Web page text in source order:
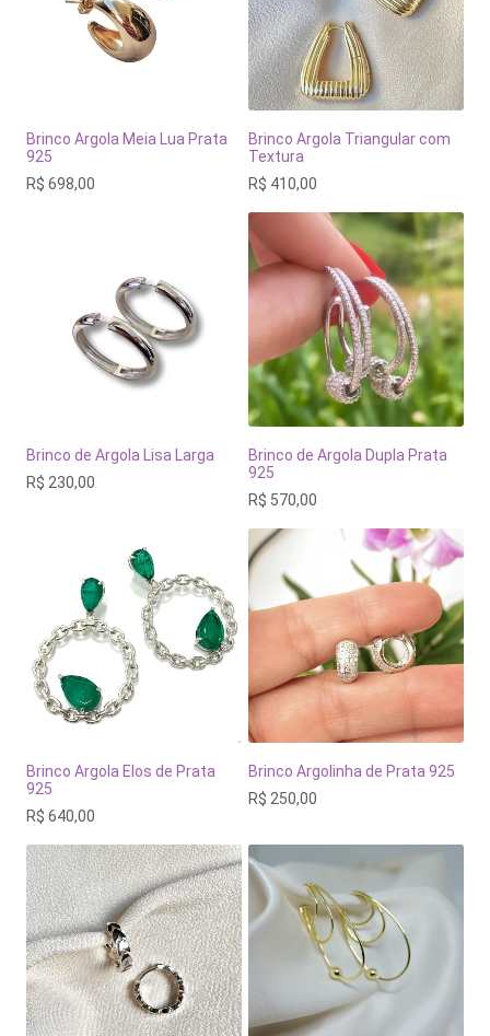
Brinco Argola Meia Lua Prata
925
R$ 698,00
Brinco Argola Triangular com
Textura
R$ 410,00
Brinco de Argola Lisa Larga
R$ 230,00
Brinco de Argola Dupla Prata
925
R$ 570,00
Brinco Argola Elos de Prata
925
R$ 640,00
Brinco Argolinha de Prata 925
R$ 250,00